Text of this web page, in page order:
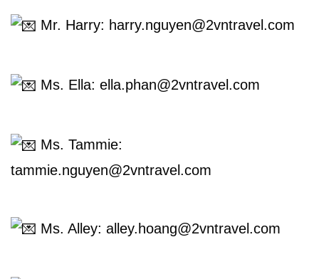
mãi
tức
Hệ
Mr. Harry: harry.nguyen@2vntravel.com
Ms. Ella: ella.phan@2vntravel.com
Ms. Tammie:
tammie.nguyen@2vntravel.com
Ms. Alley: alley.hoang@2vntravel.com